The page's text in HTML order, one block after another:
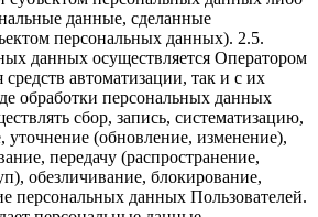
данные, сделанные
персональных данных). 2.5.
данных осуществляется Оператором
средств автоматизации, так и с их
обработки персональных данных
сбор, запись, систематизацию,
уточнение (обновление, изменение),
передачу (распространение,
обезличивание, блокирование,
персональных данных Пользователей.